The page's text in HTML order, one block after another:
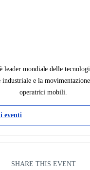
leader mondiale delle
industriale e la
operatrici mobili.
eventi
SHARE THIS EVENT